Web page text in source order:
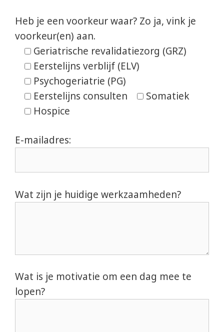
Heb je een voorkeur waar? Zo ja, vink je
voorkeur(en) aan.
Geriatrische revalidatiezorg (GRZ)
Eerstelijns verblijf (ELV)
Psychogeriatrie (PG)
Eerstelijns consulten
Somatiek
Hospice
E-mailadres:
Wat zijn je huidige werkzaamheden?
Wat is je motivatie om een dag mee te
lopen?